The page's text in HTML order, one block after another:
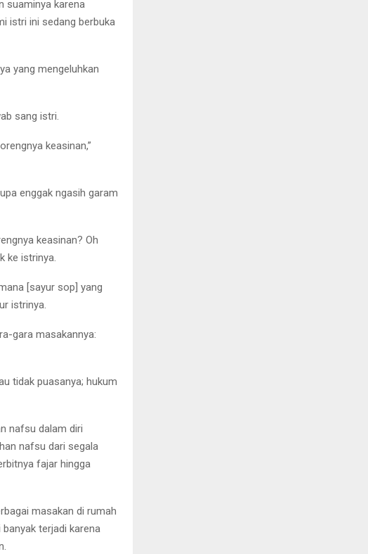
suaminya karena
istri ini sedang berbuka
yang mengeluhkan
sang istri.
keasinan,”
enggak ngasih garam
keasinan? Oh
ke istrinya.
[sayur sop] yang
istrinya.
gara masakannya:
tidak puasanya; hukum
nafsu dalam diri
nafsu dari segala
fajar hingga
masakan di rumah
terjadi karena